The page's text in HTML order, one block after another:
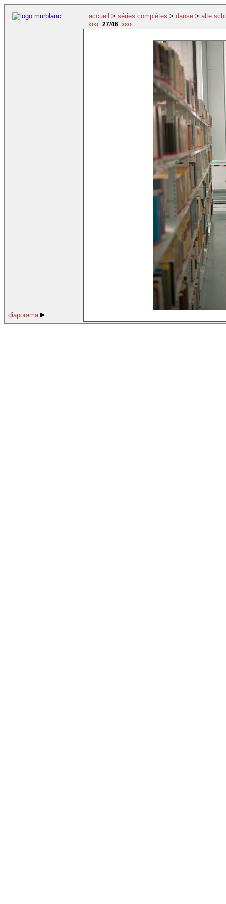
accueil > séries complètes > danse > alte
‹‹‹‹ 27/46 ››››
diaporama